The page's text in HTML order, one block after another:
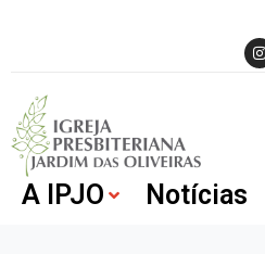
A IPJO Notícias